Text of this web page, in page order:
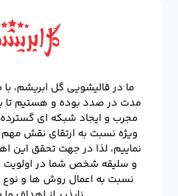
ما در قالیشویی گل ابریشم، با
مدت در صدد بوده و هستیم تا
مجرب و ایجاد شبکه ای گسترده
ویژه نسبت به ارتقای نقش مهم
نماییم، لذا در جهت تحقق این
و سلیقه شخص شما در اولویت
نسبت به اعمال روش ها و